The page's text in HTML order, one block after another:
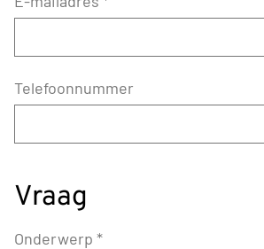
Telefoonnummer
Vraag
Onderwerp *